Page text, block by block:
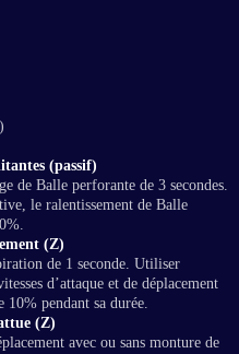
(passif)
de Balle perforante de 3 secondes.
le ralentissement de Balle
(Z)
de 1 seconde. Utiliser
d’attaque et de déplacement
10% pendant sa durée.
(Z)
avec ou sans monture de